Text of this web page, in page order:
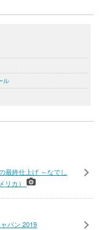
ル
最終仕上げ ～なでし
リカ）
パン 2019